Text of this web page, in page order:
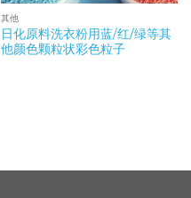
其他
日化原料洗衣粉用蓝/红/绿等其
他颜色颗粒状彩色粒子